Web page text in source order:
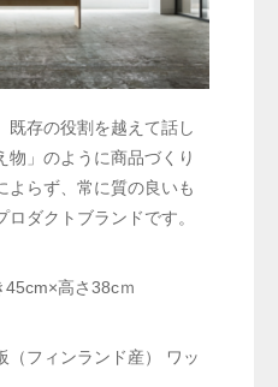
既存の役割を越えて話し
物」のように商品づくり
よらず、常に質の良いも
ダクトブランドです。
高さ38cｍ
（フィンランド産） ワッ